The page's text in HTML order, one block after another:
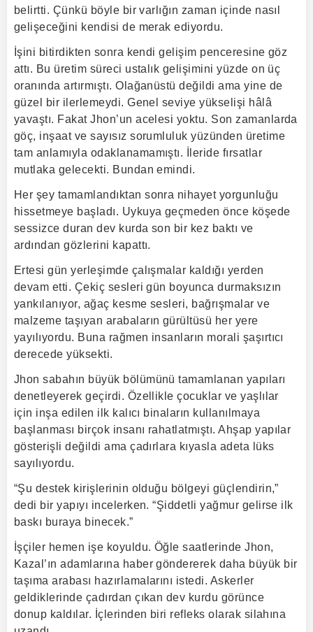
belirtti. Çünkü böyle bir varlığın zaman içinde nasıl
gelişeceğini kendisi de merak ediyordu.
İşini bitirdikten sonra kendi gelişim penceresine göz
attı. Bu üretim süreci ustalık gelişimini yüzde on üç
oranında artırmıştı. Olağanüstü değildi ama yine de
güzel bir ilerlemeydi. Genel seviye yükselişi hâlâ
yavaştı. Fakat Jhon’un acelesi yoktu. Son zamanlarda
göç, inşaat ve sayısız sorumluluk yüzünden üretime
tam anlamıyla odaklanamamıştı. İleride fırsatlar
mutlaka gelecekti. Bundan emindi.
Her şey tamamlandıktan sonra nihayet yorgunluğu
hissetmeye başladı. Uykuya geçmeden önce köşede
sessizce duran dev kurda son bir kez baktı ve
ardından gözlerini kapattı.
Ertesi gün yerleşimde çalışmalar kaldığı yerden
devam etti. Çekiç sesleri gün boyunca durmaksızın
yankılanıyor, ağaç kesme sesleri, bağrışmalar ve
malzeme taşıyan arabaların gürültüsü her yere
yayılıyordu. Buna rağmen insanların morali şaşırtıcı
derecede yüksekti.
Jhon sabahın büyük bölümünü tamamlanan yapıları
denetleyerek geçirdi. Özellikle çocuklar ve yaşlılar
için inşa edilen ilk kalıcı binaların kullanılmaya
başlanması birçok insanı rahatlatmıştı. Ahşap yapılar
gösterişli değildi ama çadırlara kıyasla adeta lüks
sayılıyordu.
“Şu destek kirişlerinin olduğu bölgeyi güçlendirin,”
dedi bir yapıyı incelerken. “Şiddetli yağmur gelirse ilk
baskı buraya binecek.”
İşçiler hemen işe koyuldu. Öğle saatlerinde Jhon,
Kazal’ın adamlarına haber göndererek daha büyük bir
taşıma arabası hazırlamalarını istedi. Askerler
geldiklerinde çadırdan çıkan dev kurdu görünce
donup kaldılar. İçlerinden biri refleks olarak silahına